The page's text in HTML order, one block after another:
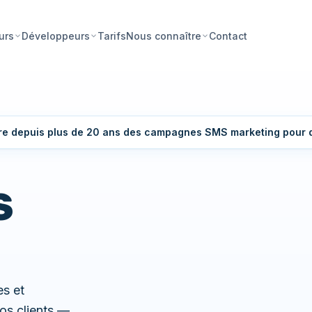
Développeurs TarifsNous connaître Contact
depuis plus de 20 ans des campagnes SMS marketing pour
et